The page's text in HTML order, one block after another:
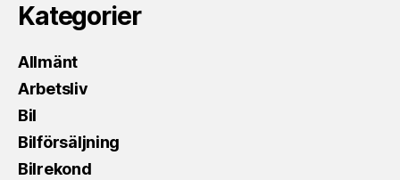
Kategorier
Allmänt
Arbetsliv
Bil
Bilförsäljning
Bilrekond